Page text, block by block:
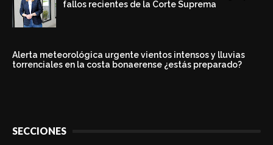
fallos recientes de la Corte Suprema
Alerta meteorológica urgente vientos intensos y lluvias
torrenciales en la costa bonaerense ¿estás preparado?
SECCIONES